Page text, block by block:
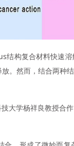
结构复合材料快速
。然而，结合两种
大学杨祥良教授合